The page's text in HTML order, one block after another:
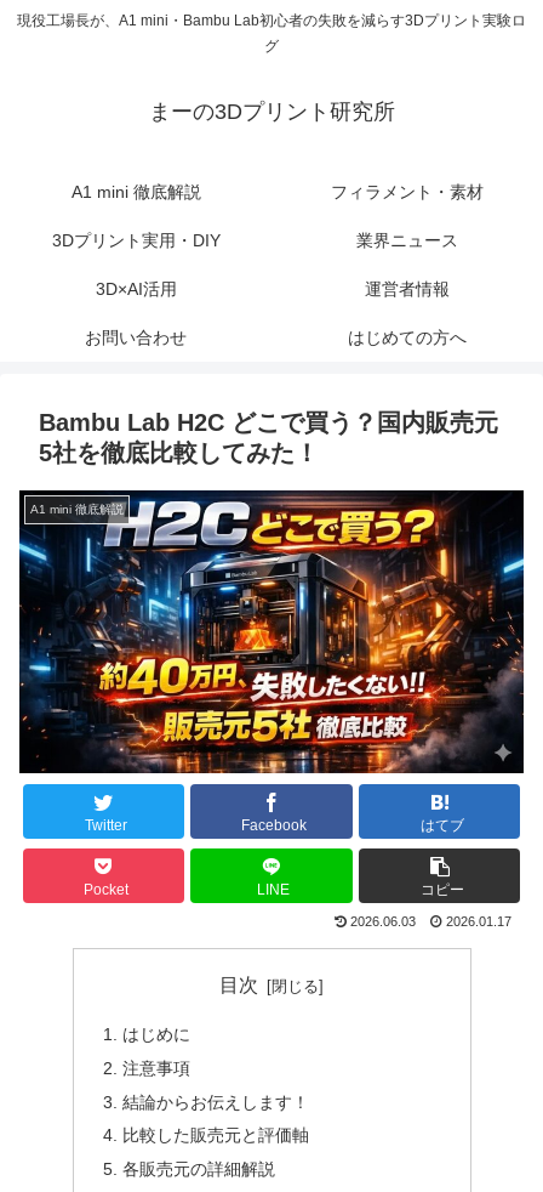
現役工場長が、A1 mini・Bambu Lab初心者の失敗を減らす3Dプリント実験ロ
グ
まーの3Dプリント研究所
A1 mini 徹底解説 フィラメント・素材
3Dプリント実用・DIY 業界ニュース
3D×AI活用 運営者情報
お問い合わせ はじめての方へ
Bambu Lab H2C どこで買う？国内販売元
5社を徹底比較してみた！
A1 mini 徹底解説
Twitter Facebook はてブ
Pocket LINE コピー
2026.06.03 2026.01.17
目次
はじめに
注意事項
結論からお伝えします！
比較した販売元と評価軸
各販売元の詳細解説